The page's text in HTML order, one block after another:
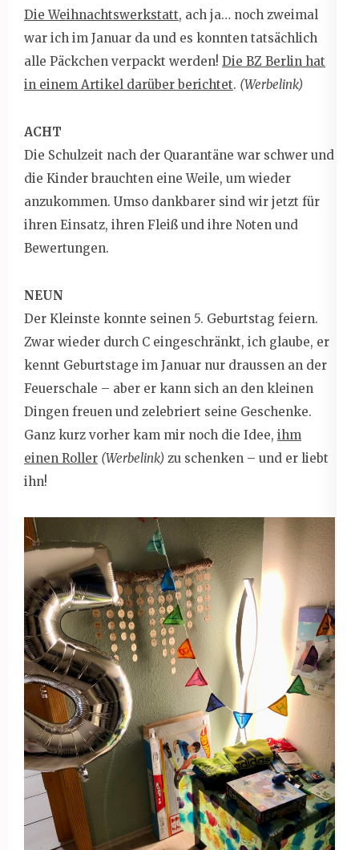
Die Weihnachtswerkstatt, ach ja… noch zweimal
war ich im Januar da und es konnten tatsächlich
alle Päckchen verpackt werden! Die BZ Berlin hat
in einem Artikel darüber berichtet. (Werbelink)
ACHT
Die Schulzeit nach der Quarantäne war schwer und
die Kinder brauchten eine Weile, um wieder
anzukommen. Umso dankbarer sind wir jetzt für
ihren Einsatz, ihren Fleiß und ihre Noten und
Bewertungen.
NEUN
Der Kleinste konnte seinen 5. Geburtstag feiern.
Zwar wieder durch C eingeschränkt, ich glaube, er
kennt Geburtstage im Januar nur draussen an der
Feuerschale – aber er kann sich an den kleinen
Dingen freuen und zelebriert seine Geschenke.
Ganz kurz vorher kam mir noch die Idee, ihm
einen Roller (Werbelink) zu schenken – und er liebt
ihn!